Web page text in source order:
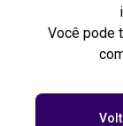
Você pode